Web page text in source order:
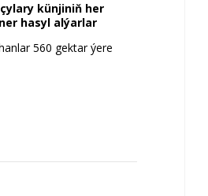
künjiniň her
hasyl alýarlar
560 gektar ýere